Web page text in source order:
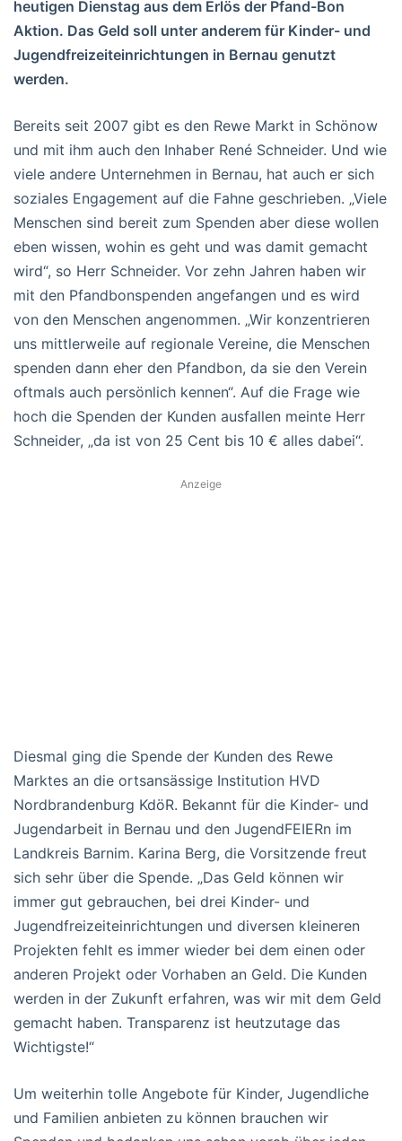
heutigen Dienstag aus dem Erlös der Pfand-Bon
Aktion. Das Geld soll unter anderem für Kinder- und
Jugendfreizeiteinrichtungen in Bernau genutzt
werden.
Bereits seit 2007 gibt es den Rewe Markt in Schönow
und mit ihm auch den Inhaber René Schneider. Und wie
viele andere Unternehmen in Bernau, hat auch er sich
soziales Engagement auf die Fahne geschrieben. „Viele
Menschen sind bereit zum Spenden aber diese wollen
eben wissen, wohin es geht und was damit gemacht
wird“, so Herr Schneider. Vor zehn Jahren haben wir
mit den Pfandbonspenden angefangen und es wird
von den Menschen angenommen. „Wir konzentrieren
uns mittlerweile auf regionale Vereine, die Menschen
spenden dann eher den Pfandbon, da sie den Verein
oftmals auch persönlich kennen“. Auf die Frage wie
hoch die Spenden der Kunden ausfallen meinte Herr
Schneider, „da ist von 25 Cent bis 10 € alles dabei“.
Anzeige
Diesmal ging die Spende der Kunden des Rewe
Marktes an die ortsansässige Institution HVD
Nordbrandenburg KdöR. Bekannt für die Kinder- und
Jugendarbeit in Bernau und den JugendFEIERn im
Landkreis Barnim. Karina Berg, die Vorsitzende freut
sich sehr über die Spende. „Das Geld können wir
immer gut gebrauchen, bei drei Kinder- und
Jugendfreizeiteinrichtungen und diversen kleineren
Projekten fehlt es immer wieder bei dem einen oder
anderen Projekt oder Vorhaben an Geld. Die Kunden
werden in der Zukunft erfahren, was wir mit dem Geld
gemacht haben. Transparenz ist heutzutage das
Wichtigste!“
Um weiterhin tolle Angebote für Kinder, Jugendliche
und Familien anbieten zu können brauchen wir